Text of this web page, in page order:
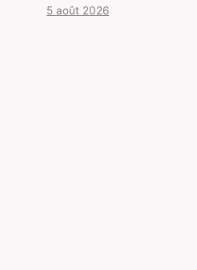
5 août 2026